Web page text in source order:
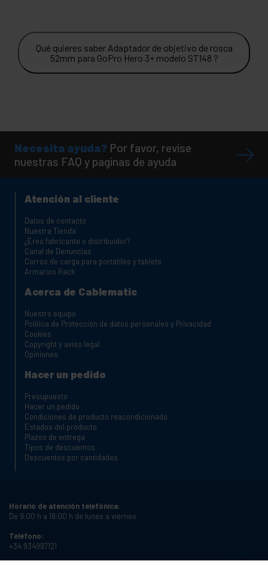
Qué quieres saber Adaptador de objetivo de rosca
52mm para GoPro Hero 3+ modelo ST148 ?
Necesita ayuda? Por favor, revise
nuestras FAQ y paginas de ayuda
Atención al cliente
Datos de contacto
Nuestra Tienda
¿Eres fabricante o distribuidor?
Canal de Denuncias
Carros de carga para portátiles y tablets
Armarios Rack
Acerca de Cablematic
Nuestro equipo
Política de Protección de datos personales y Privacidad
Cookies
Copyright y aviso legal
Opiniones
Hacer un pedido
Presupuesto
Hacer un pedido
Condiciones de producto reacondicionado
Estados del producto
Plazos de entrega
Tipos de descuentos
Descuentos por cantidades
Horario de atención telefónica:
De 9:00 h a 18:00 h de lunes a viernes
Teléfono:
+34 934987121